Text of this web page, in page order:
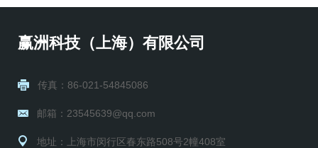
赢洲科技（上海）有限公司
传真：86-021-54845086
邮箱：23545639@qq.com
地址：上海市闵行区春东路508号2幢408室